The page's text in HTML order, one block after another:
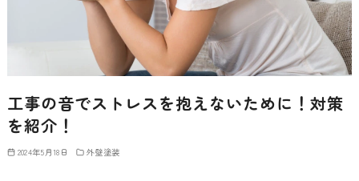
工事の音でストレスを抱えないために！対策
を紹介！
2024年5月18日 外壁塗装